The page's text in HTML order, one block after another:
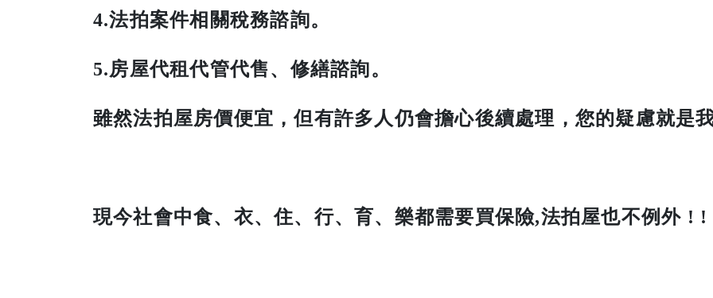
4.法拍案件相關稅務諮詢。
5.房屋代租代管代售、修繕諮詢。
雖然法拍屋房價便宜，但有許多人仍會擔心後續處理，您的疑慮就是
現今社會中食、衣、住、行、育、樂都需要買保險,法拍屋也不例外 ! !